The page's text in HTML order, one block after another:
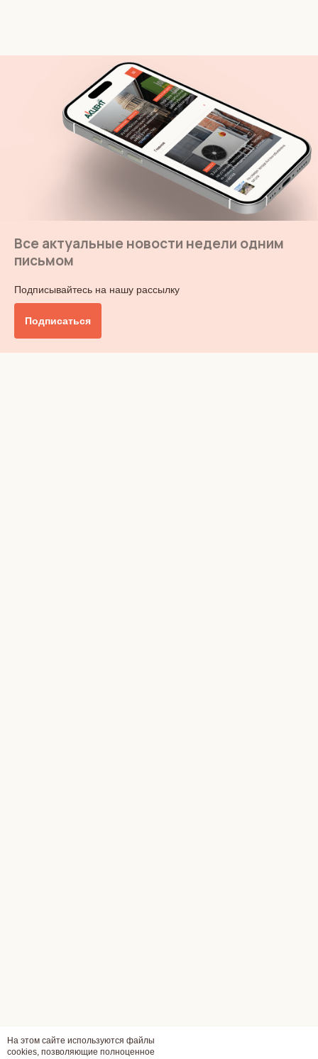
Все актуальные новости недели одним
письмом
Подписывайтесь на нашу рассылку
Подписаться
На этом сайте используются файлы
cookies, позволяющие полноценное